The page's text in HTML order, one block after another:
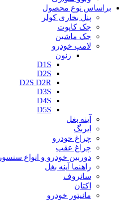
براساس نوع محصول
پنل بخاری کولر
جک کاپوت
جک ماشین
لامپ خودرو
زنون
D1S
D2S
D2S D2R
D3S
D4S
D5S
آینه بغل
ایربگ
چراغ خودرو
چراغ عقب
دوربین خودرو و انواع سنسور
راهنما آینه بغل
سانروف
اکتان
مانیتور خودرو